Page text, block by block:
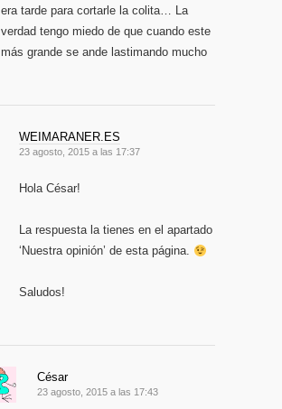
era tarde para cortarle la colita… La
verdad tengo miedo de que cuando este
más grande se ande lastimando mucho
WEIMARANER.ES
23 agosto, 2015 a las 17:37
Hola César!
La respuesta la tienes en el apartado
‘Nuestra opinión’ de esta página.
Saludos!
César
23 agosto, 2015 a las 17:43